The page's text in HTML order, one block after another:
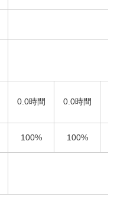
0.0時間 0.0時間
100% 100%